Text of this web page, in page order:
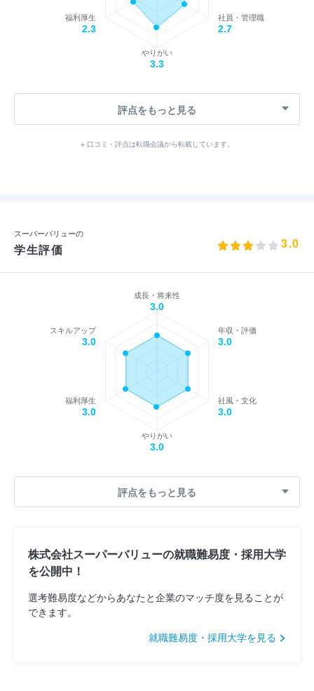
社員・管理職
2.7
やりがい
3.3
福利厚生
2.3
評点をもっと見る
※ 口コミ・評点は転職会議から転載しています。
スーパーバリューの
学生評価 3.0
成長・将来性
3.0
年収・評価
3.0
社風・文化
3.0
やりがい
3.0
福利厚生
3.0
スキルアップ
3.0
評点をもっと見る
株式会社スーパーバリューの就職難易度・採用大学
を公開中！
選考難易度などからあなたと企業のマッチ度を見ることが
できます。
就職難易度・採用大学を見る